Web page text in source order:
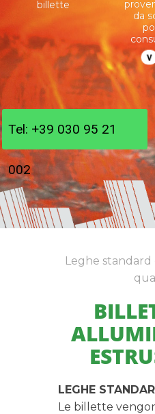
Leghe
LEGHE
Le billette